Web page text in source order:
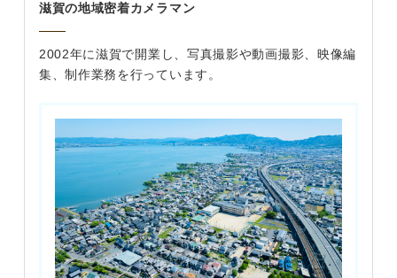
滋賀の地域密着カメラマン
2002年に滋賀で開業し、写真撮影や動画撮影、映像編
集、制作業務を行っています。